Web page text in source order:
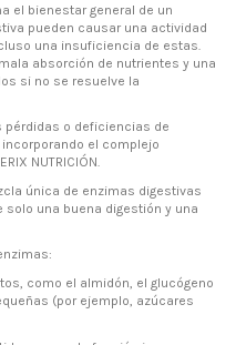
el bienestar general de un
pueden causar una actividad
una insuficiencia de estas.
absorción de nutrientes y una
si no se resuelve la
pérdidas o deficiencias de
el complejo
NUTRICIÓN.
única de enzimas digestivas
una buena digestión y una
como el almidón, el glucógeno
(por ejemplo, azúcares